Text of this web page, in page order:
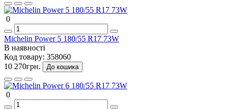
0
Michelin Power 5 180/55 R17 73W
В наявності
Код товару: 358060
10 270грн.
До кошика
0